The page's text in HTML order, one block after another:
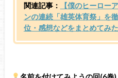
関連記事：
【僕のヒーロー
ンの連続「雄英体育祭」を
位・感想などをまとめてみた